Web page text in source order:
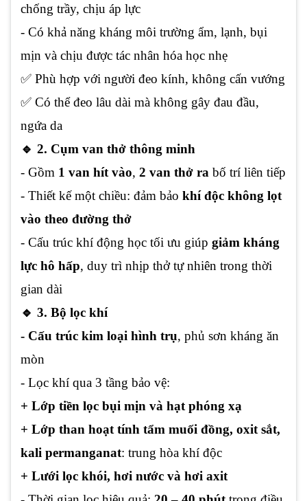
chống trầy, chịu áp lực
- Có khả năng kháng môi trường ẩm, lạnh, bụi
mịn và chịu được tác nhân hóa học nhẹ
✅ Phù hợp với người đeo kính, không cấn vướng
✅ Có thể đeo lâu dài mà không gây đau đầu,
ngứa da
🔹 2. Cụm van thở thông minh
- Gồm 1 van hít vào, 2 van thở ra bố trí liên tiếp
- Thiết kế một chiều: đảm bảo khí độc không lọt
vào theo đường thở
- Cấu trúc khí động học tối ưu giúp giảm kháng
lực hô hấp, duy trì nhịp thở tự nhiên trong thời
gian dài
🔹 3. Bộ lọc khí
- Cấu trúc kim loại hình trụ, phủ sơn kháng ăn
mòn
- Lọc khí qua 3 tầng bảo vệ:
+ Lớp tiền lọc bụi mịn và hạt phóng xạ
+ Lớp than hoạt tính tẩm muối đồng, oxit sắt,
kali permanganat: trung hòa khí độc
+ Lưới lọc khói, hơi nước và hơi axit